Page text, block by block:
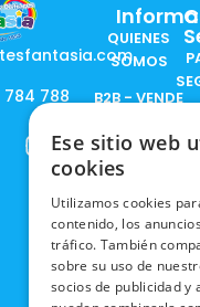
784 788
QUIENES
SOMOS
B2B - VENDE
PRODUCTOS
RESPONSABILIDAD
SOCIAL
TRABAJA
CON
NOSOTROS
EN
Ese sitio web
cookies
Utilizamos cookies
contenido, los
tráfico. También
sobre su uso de
socios de publicidad y